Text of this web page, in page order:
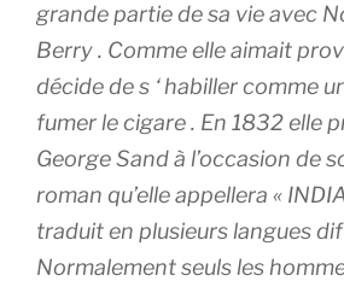
grande partie de sa vie avec
Berry . Comme elle aimait
décide de s ‘ habiller comme
fumer le cigare . En 1832 elle
George Sand à l’occasion de
roman qu’elle appellera «
traduit en plusieurs langues
Normalement seuls les